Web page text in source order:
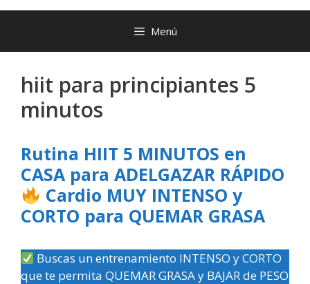
Menú
hiit para principiantes 5
minutos
Rutina HIIT 5 MINUTOS en
CASA para ADELGAZAR RÁPIDO
Cardio MUY INTENSO y
CORTO para QUEMAR GRASA
Buscas un entrenamiento INTENSO y CORTO
que te permita QUEMAR GRASA y BAJAR de PESO